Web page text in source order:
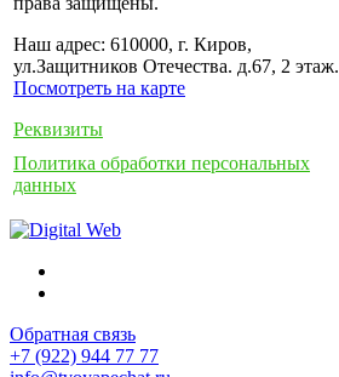
Наш адрес: 610000, г. Киров,
ул.Защитников Отечества. д.67, 2 этаж.
Посмотреть на карте
Реквизиты
Политика обработки персональных
данных
Обратная связь
+7 (922) 944 77 77